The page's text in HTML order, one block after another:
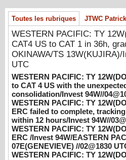
WESTERN PACIFIC: TY
temporarily back to CAT 4 US
unexpected inner core re-
consolidation/Invest 94W//
08/04/2026 -PATRICK HOAREAU
WESTERN PACIFIC: TY
CAT 2 US, 4th ERC failed to
tracking close to IWO TO island
hours/Invest 94W//03@2230
08/04/2026 -PATRICK HOAREAU
WESTERN PACIFIC: TY
CAT 3 US, 4th ERC /Invest 94W/
PACIFIC: TS 07E(GENEVIEVE) //
UTC
Toutes les rubriques JTWC
WESTERN PACIFIC: TY
CAT4 US to CAT 1 in 36h,
OKINAWA/TS
UTC
WESTERN PACIFIC: TY
to CAT 4 US with the
consolidation/Invest 94W//
WESTERN PACIFIC: TY
ERC failed to complete,
within 12 hours/Invest 94W//
WESTERN PACIFIC: TY
ERC /Invest 94W/EASTERN
07E(GENEVIEVE) //02@1830
WESTERN PACIFIC: TY